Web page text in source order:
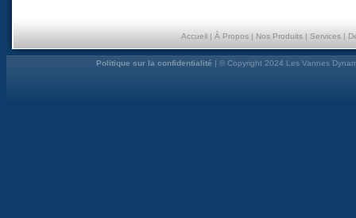
Accueil |À Propos |Nos Produits |Services |
Politique sur la confidentialité | © Copyright 2024 Les Vannes